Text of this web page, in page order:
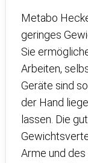
Metabo
geringes
Sie
Arbeiten,
Geräte sind
der Hand
lassen. Die
Arme und des